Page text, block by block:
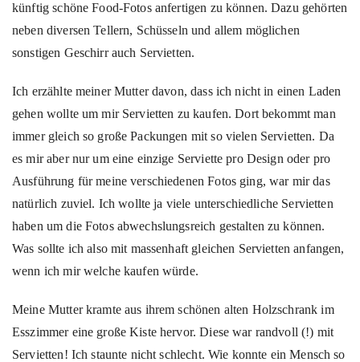
künftig schöne Food-Fotos anfertigen zu können. Dazu gehörten
neben diversen Tellern, Schüsseln und allem möglichen
sonstigen Geschirr auch Servietten.
Ich erzählte meiner Mutter davon, dass ich nicht in einen Laden
gehen wollte um mir Servietten zu kaufen. Dort bekommt man
immer gleich so große Packungen mit so vielen Servietten. Da
es mir aber nur um eine einzige Serviette pro Design oder pro
Ausführung für meine verschiedenen Fotos ging, war mir das
natürlich zuviel. Ich wollte ja viele unterschiedliche Servietten
haben um die Fotos abwechslungsreich gestalten zu können.
Was sollte ich also mit massenhaft gleichen Servietten anfangen,
wenn ich mir welche kaufen würde.
Meine Mutter kramte aus ihrem schönen alten Holzschrank im
Esszimmer eine große Kiste hervor. Diese war randvoll (!) mit
Servietten! Ich staunte nicht schlecht. Wie konnte ein Mensch so